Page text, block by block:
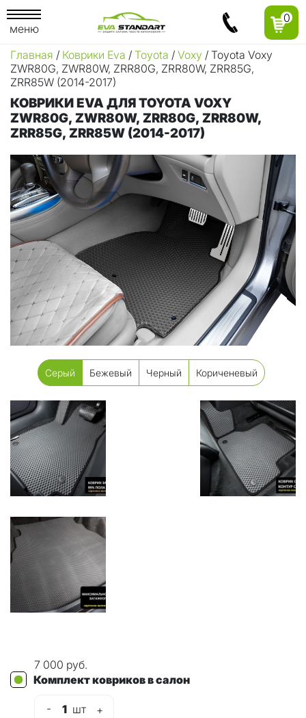
меню
0
Главная / Коврики Eva / Toyota / Voxy / Toyota Voxy
ZWR80G, ZWR80W, ZRR80G, ZRR80W, ZRR85G,
ZRR85W (2014-2017)
КОВРИКИ EVA ДЛЯ TOYOTA VOXY
ZWR80G, ZWR80W, ZRR80G, ZRR80W,
ZRR85G, ZRR85W (2014-2017)
Серый Бежевый Черный Кориченевый
7 000 руб.
Комплект ковриков в салон
- 1 шт
+